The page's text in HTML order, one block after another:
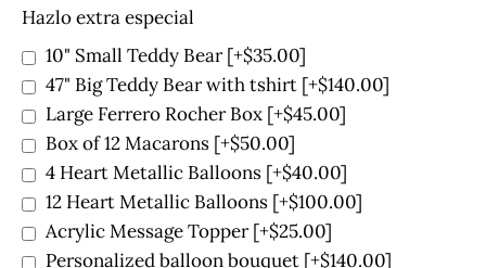
Hazlo extra especial
10" Small Teddy Bear[+$35.00]
47" Big Teddy Bear with tshirt [+$140.00]
Large Ferrero Rocher Box [+$45.00]
Box of 12 Macarons [+$50.00]
4 Heart Metallic Balloons [+$40.00]
12 Heart Metallic Balloons [+$100.00]
Acrylic Message Topper[+$25.00]
Personalized balloon bouquet [+$140.00]